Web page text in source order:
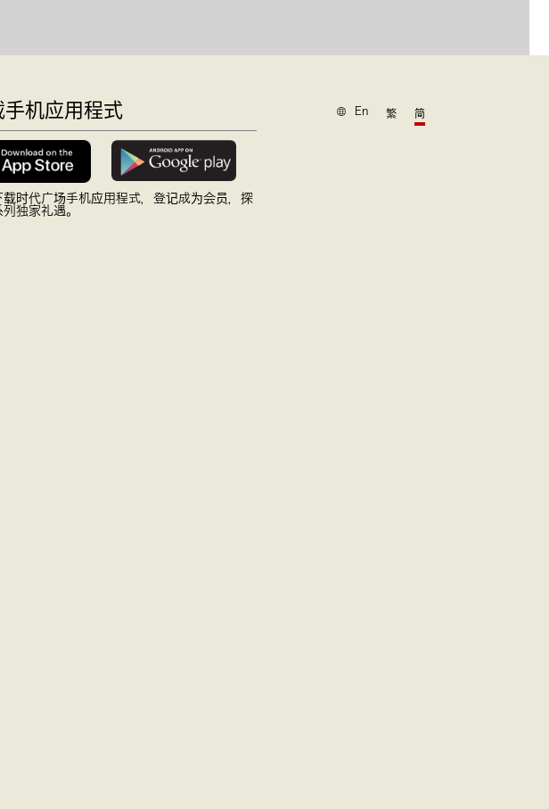
手机应用程式
载时代广场手机应用程式，登记成为会员，探
独家礼遇。
En 繁 简